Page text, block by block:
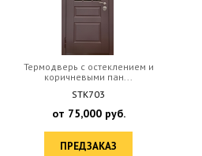
Термодверь с остеклением и
коричневыми пан...
STK703
от 75,000руб.
ПРЕДЗАКАЗ